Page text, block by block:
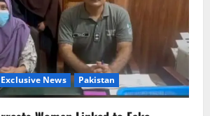
Exclusive News Pakistan